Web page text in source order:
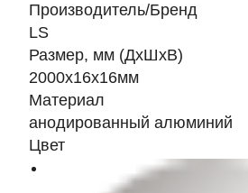
Производитель/Бренд
LS
Размер, мм (ДхШхВ)
2000х16х16мм
Материал
анодированный алюминий
Цвет